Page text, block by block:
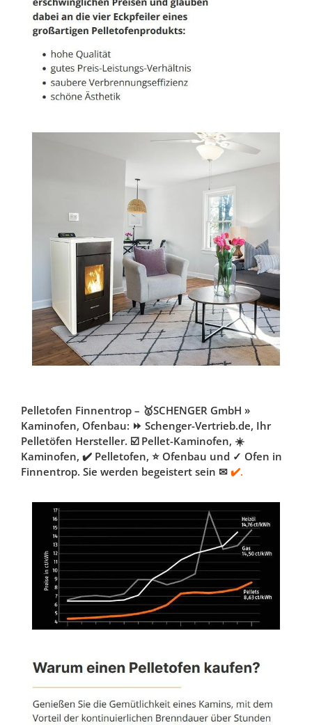
Pelletofen Finnentrop – 🥇SCHENGER GmbH »
Kaminofen, Ofenbau: ⏩ Schenger-Vertrieb.de, Ihr
Pelletöfen Hersteller. ☑️ Pellet-Kaminofen, ☀️
Kaminofen, ✔️ Pelletofen, ⭐ Ofenbau und ✓ Ofen in
Finnentrop. Sie werden begeistert sein ✉ ✔️.